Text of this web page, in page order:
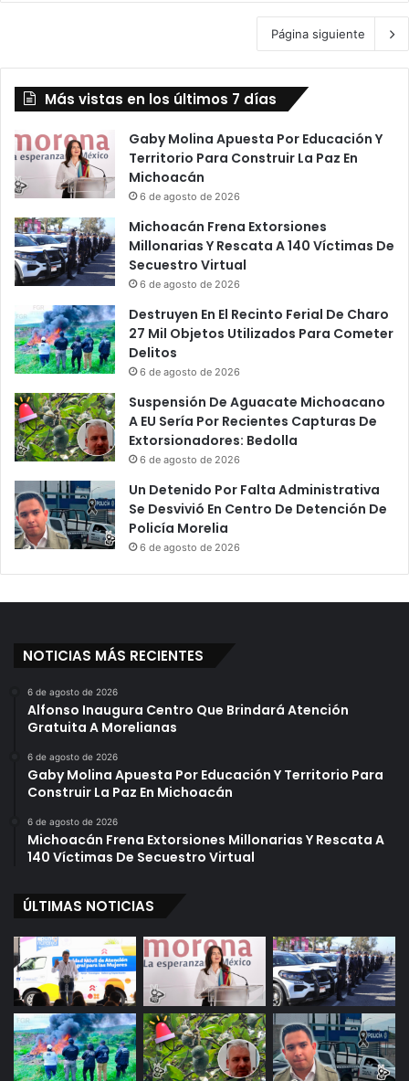
Página siguiente
Más vistas en los últimos 7 días
Gaby Molina Apuesta Por Educación Y
Territorio Para Construir La Paz En
Michoacán
6 de agosto de 2026
Michoacán Frena Extorsiones
Millonarias Y Rescata A 140 Víctimas De
Secuestro Virtual
6 de agosto de 2026
Destruyen En El Recinto Ferial De Charo
27 Mil Objetos Utilizados Para Cometer
Delitos
6 de agosto de 2026
Suspensión De Aguacate Michoacano
A EU Sería Por Recientes Capturas De
Extorsionadores: Bedolla
6 de agosto de 2026
Un Detenido Por Falta Administrativa
Se Desvivió En Centro De Detención De
Policía Morelia
6 de agosto de 2026
NOTICIAS MÁS RECIENTES
6 de agosto de 2026
Alfonso Inaugura Centro Que Brindará Atención
Gratuita A Morelianas
6 de agosto de 2026
Gaby Molina Apuesta Por Educación Y Territorio Para
Construir La Paz En Michoacán
6 de agosto de 2026
Michoacán Frena Extorsiones Millonarias Y Rescata A
140 Víctimas De Secuestro Virtual
ÚLTIMAS NOTICIAS